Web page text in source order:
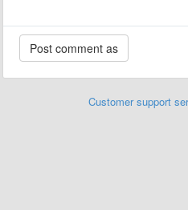
Customer support